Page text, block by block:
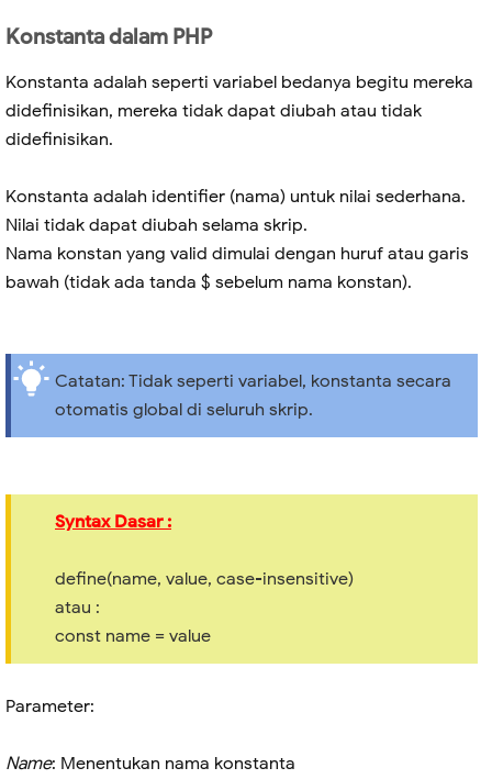
Konstanta dalam PHP
Konstanta adalah seperti variabel bedanya begitu mereka
didefinisikan, mereka tidak dapat diubah atau tidak
didefinisikan.
Konstanta adalah identifier (nama) untuk nilai sederhana.
Nilai tidak dapat diubah selama skrip.
Nama konstan yang valid dimulai dengan huruf atau garis
bawah (tidak ada tanda $ sebelum nama konstan).
Catatan: Tidak seperti variabel, konstanta secara
otomatis global di seluruh skrip.
Syntax Dasar :
define(name, value, case-insensitive)
atau :
const name = value
Parameter:
Name: Menentukan nama konstanta